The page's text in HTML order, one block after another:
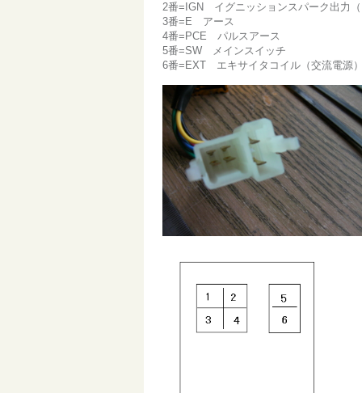
2番=IGN イグニッションスパーク出力
3番=E アース
4番=PCE パルスアース
5番=SW メインスイッチ
6番=EXT エキサイタコイル（交流電源